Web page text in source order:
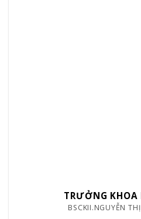
TRƯỞNG KHOA
BSCKII.NGUYỄN